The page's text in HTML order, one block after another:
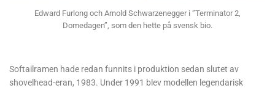
Edward Furlong och Arnold Schwarzenegger i ”Terminator 2,
Domedagen”, som den hette på svensk bio.
Softailramen hade redan funnits i produktion sedan slutet av
shovelhead-eran, 1983. Under 1991 blev modellen legendarisk